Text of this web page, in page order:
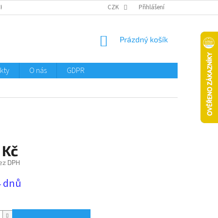
CZK Přihlášení
NÁKUPNÍ
Prázdný košík
O nás GDPR
DPH
dnů